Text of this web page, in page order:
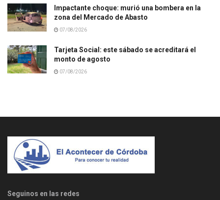
Impactante choque: murió una bombera en la
zona del Mercado de Abasto
07/08/2026
Tarjeta Social: este sábado se acreditará el
monto de agosto
07/08/2026
Seguinos en las redes